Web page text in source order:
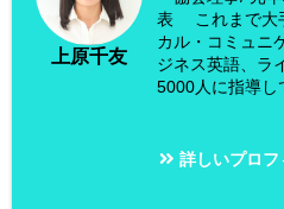
上原千友
表 これまで大
カル・コミュニ
ジネス英語、ラ
5000人に指導し
詳しいプロフ